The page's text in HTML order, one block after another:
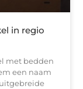
in regio
met bedden
een naam